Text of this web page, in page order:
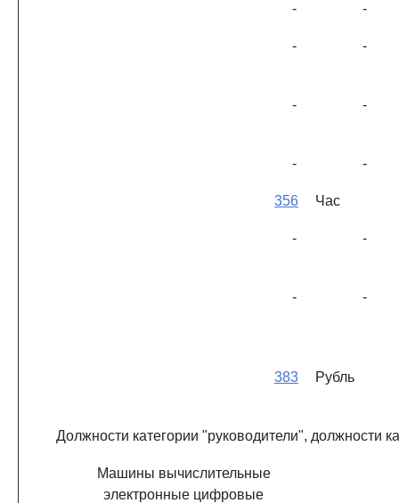
- -
- -
- -
- -
356 Час
- -
- -
383 Рубль
Должности категории "руководители", должности
Машины вычислительные
электронные цифровые